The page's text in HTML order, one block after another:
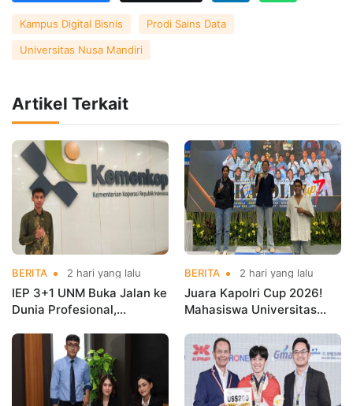
Kampus Digital Bisnis Prodi Sains Data
Universitas Nusa Mandiri
Artikel Terkait
BERITA 2 hari yang lalu
IEP 3+1 UNM Buka Jalan ke
Dunia Profesional,
Kementerian Koperasi
BERITA 2 hari yang lalu
Juara Kapolri Cup 2026!
Mahasiswa Universitas
Nama Kampus di Kejurnas
Taekwondo